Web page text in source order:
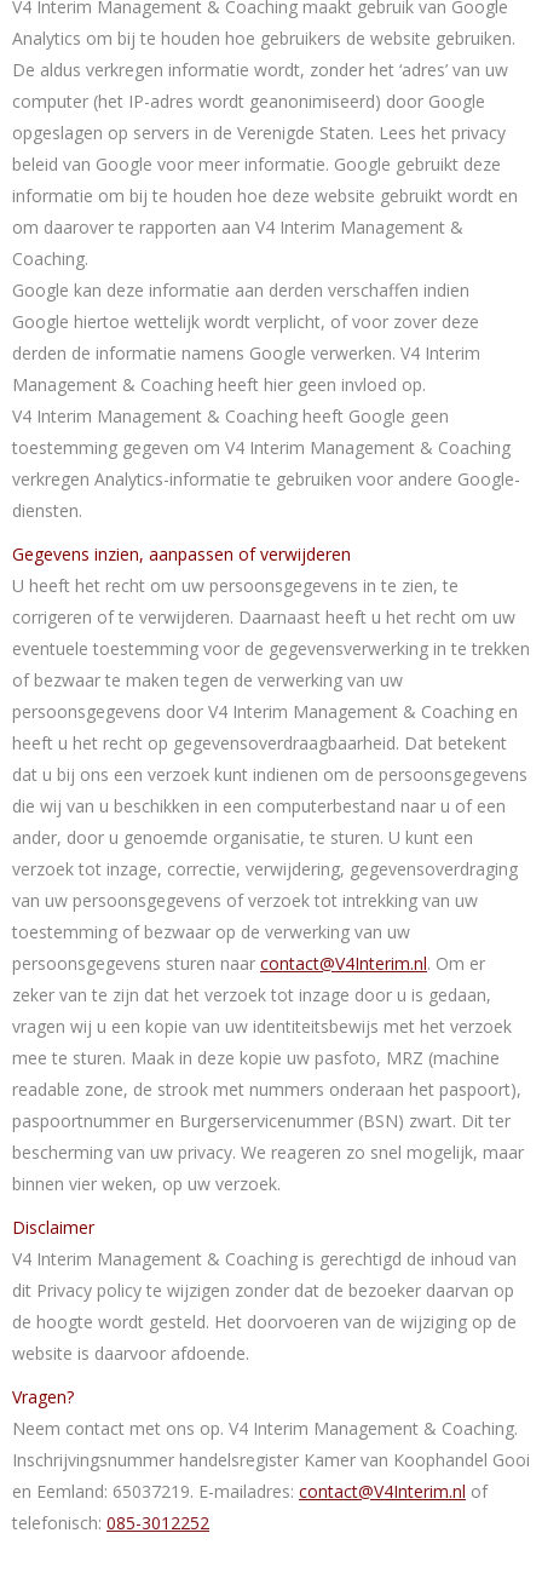
V4 Interim Management & Coaching maakt gebruik van Google
Analytics om bij te houden hoe gebruikers de website gebruiken.
De aldus verkregen informatie wordt, zonder het ‘adres’ van uw
computer (het IP-adres wordt geanonimiseerd) door Google
opgeslagen op servers in de Verenigde Staten. Lees het privacy
beleid van Google voor meer informatie. Google gebruikt deze
informatie om bij te houden hoe deze website gebruikt wordt en
om daarover te rapporten aan V4 Interim Management &
Coaching.
Google kan deze informatie aan derden verschaffen indien
Google hiertoe wettelijk wordt verplicht, of voor zover deze
derden de informatie namens Google verwerken. V4 Interim
Management & Coaching heeft hier geen invloed op.
V4 Interim Management & Coaching heeft Google geen
toestemming gegeven om V4 Interim Management & Coaching
verkregen Analytics-informatie te gebruiken voor andere Google-
diensten.
Gegevens inzien, aanpassen of verwijderen
U heeft het recht om uw persoonsgegevens in te zien, te
corrigeren of te verwijderen. Daarnaast heeft u het recht om uw
eventuele toestemming voor de gegevensverwerking in te trekken
of bezwaar te maken tegen de verwerking van uw
persoonsgegevens door V4 Interim Management & Coaching en
heeft u het recht op gegevensoverdraagbaarheid. Dat betekent
dat u bij ons een verzoek kunt indienen om de persoonsgegevens
die wij van u beschikken in een computerbestand naar u of een
ander, door u genoemde organisatie, te sturen. U kunt een
verzoek tot inzage, correctie, verwijdering, gegevensoverdraging
van uw persoonsgegevens of verzoek tot intrekking van uw
toestemming of bezwaar op de verwerking van uw
persoonsgegevens sturen naar contact@V4Interim.nl. Om er
zeker van te zijn dat het verzoek tot inzage door u is gedaan,
vragen wij u een kopie van uw identiteitsbewijs met het verzoek
mee te sturen. Maak in deze kopie uw pasfoto, MRZ (machine
readable zone, de strook met nummers onderaan het paspoort),
paspoortnummer en Burgerservicenummer (BSN) zwart. Dit ter
bescherming van uw privacy. We reageren zo snel mogelijk, maar
binnen vier weken, op uw verzoek.
Disclaimer
V4 Interim Management & Coaching is gerechtigd de inhoud van
dit Privacy policy te wijzigen zonder dat de bezoeker daarvan op
de hoogte wordt gesteld. Het doorvoeren van de wijziging op de
website is daarvoor afdoende.
Vragen?
Neem contact met ons op. V4 Interim Management & Coaching.
Inschrijvingsnummer handelsregister Kamer van Koophandel Gooi
en Eemland: 65037219. E-mailadres: contact@V4Interim.nl of
telefonisch: 085-3012252